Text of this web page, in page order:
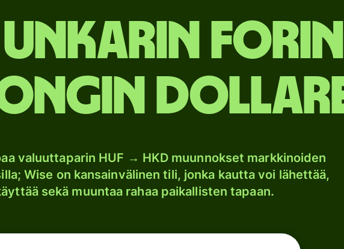
Unkarin
valuuttaparin HUF → HKD muunnokset markkinoiden
Wise on kansainvälinen tili, jonka kautta voi lähettää,
sekä muuntaa rahaa paikallisten tapaan.